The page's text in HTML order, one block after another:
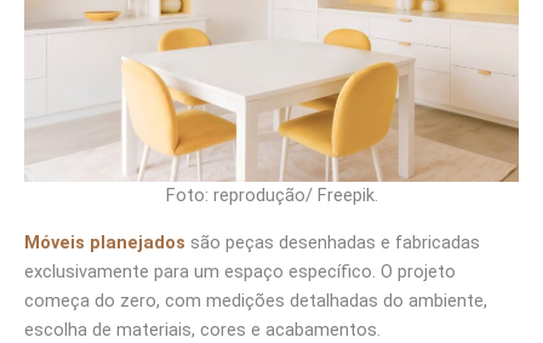
Foto: reprodução/ Freepik.
Móveis planejados são peças desenhadas e fabricadas
exclusivamente para um espaço específico. O projeto
começa do zero, com medições detalhadas do ambiente,
escolha de materiais, cores e acabamentos.